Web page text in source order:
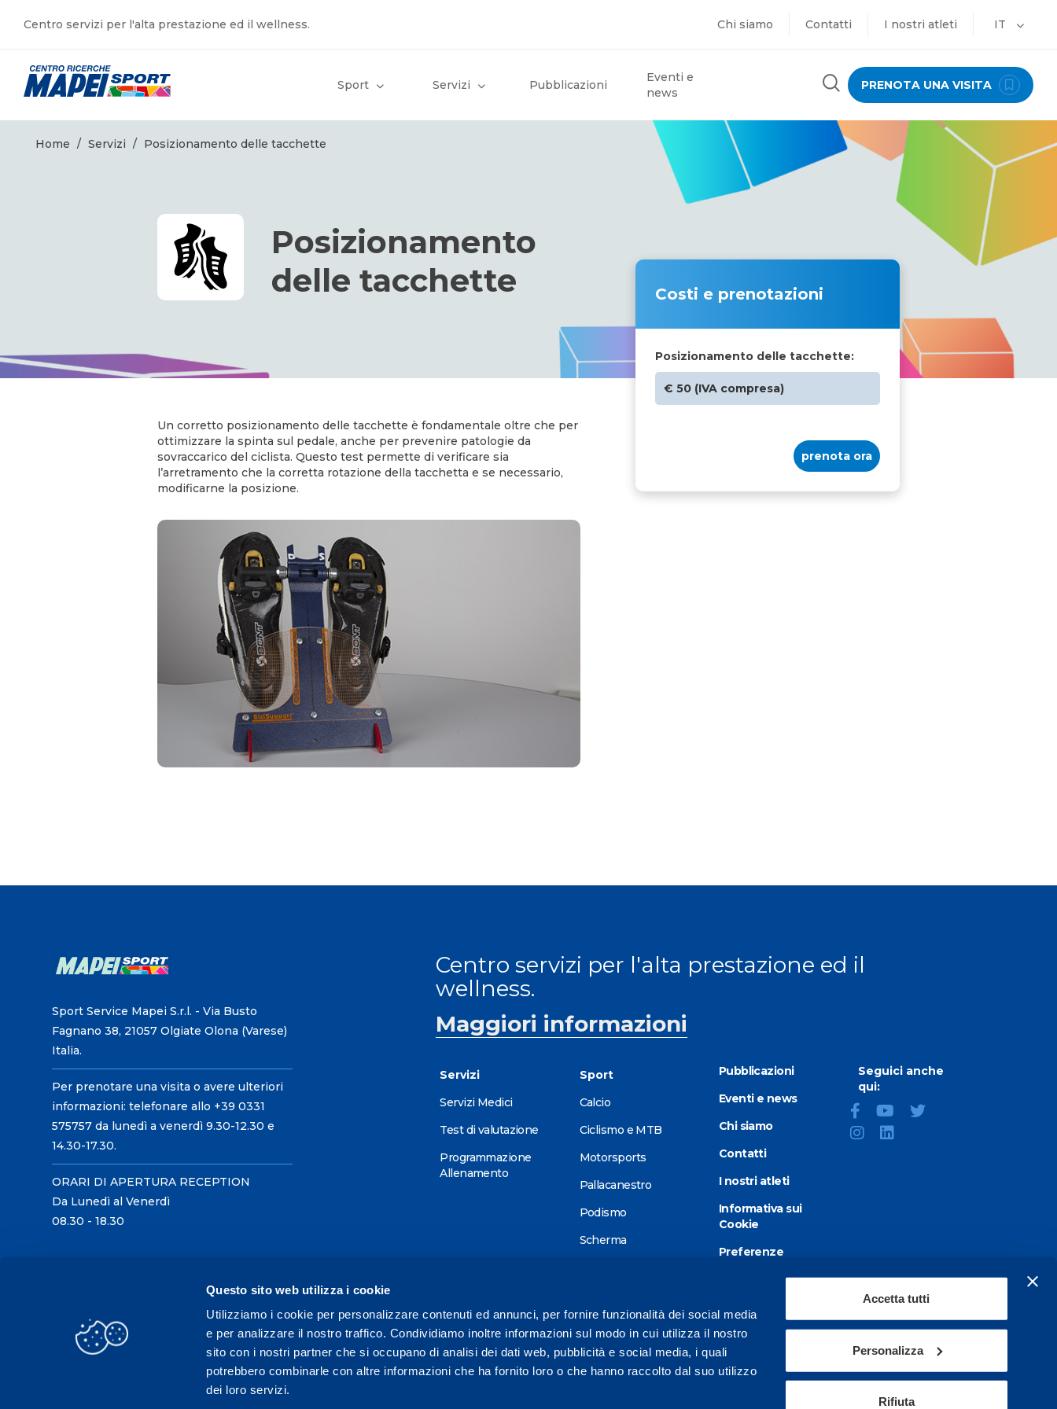
Questo sito web utilizza i cookie
Utilizziamo i cookie per personalizzare contenuti ed annunci, per fornire funzionalità dei social media
e per analizzare il nostro traffico. Condividiamo inoltre informazioni sul modo in cui utilizza il nostro
sito con i nostri partner che si occupano di analisi dei dati web, pubblicità e social media, i quali
potrebbero combinarle con altre informazioni che ha fornito loro o che hanno raccolto dal suo utilizzo
dei loro servizi.
Accetta tutti
Personalizza
Rifiuta
Centro servizi per l'alta prestazione ed il wellness. Chi siamo Contatti I nostri atleti IT
Sport Servizi Pubblicazioni
Eventi e
news
PRENOTA UNA VISITA
Home / Servizi / Posizionamento delle tacchette
Posizionamento
delle tacchette
Un corretto posizionamento delle tacchette è fondamentale oltre che per
ottimizzare la spinta sul pedale, anche per prevenire patologie da
sovraccarico del ciclista. Questo test permette di verificare sia
l’arretramento che la corretta rotazione della tacchetta e se necessario,
modificarne la posizione.
Costi e prenotazioni
Posizionamento delle tacchette:
€ 50 (IVA compresa)
prenota ora
Sport Service Mapei S.r.l. - Via Busto
Fagnano 38, 21057 Olgiate Olona (Varese)
Italia.
Per prenotare una visita o avere ulteriori
informazioni: telefonare allo +39 0331
575757 da lunedì a venerdì 9.30-12.30 e
14.30-17.30.
ORARI DI APERTURA RECEPTION
Da Lunedì al Venerdì
08.30 - 18.30
Centro servizi per l'alta prestazione ed il
wellness.
Maggiori informazioni
Servizi
Servizi Medici
Test di valutazione
Programmazione
Allenamento
Sport
Calcio
Ciclismo e MTB
Motorsports
Pallacanestro
Podismo
Scherma
Triathlon
Wellness
Altri sport
Pubblicazioni
Eventi e news
Chi siamo
Contatti
I nostri atleti
Informativa sui
Cookie
Preferenze
Dichiarazione di
accessibilità
Seguici anche
qui: